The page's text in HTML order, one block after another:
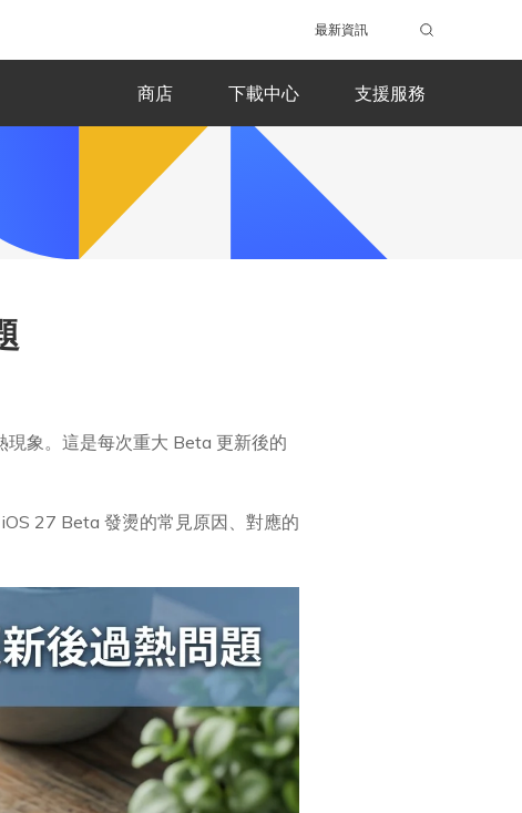
最新資訊
商店 下載中心 支援服務
象。這是每次重大 Beta 更新後的
27 Beta 發燙的常見原因、對應的